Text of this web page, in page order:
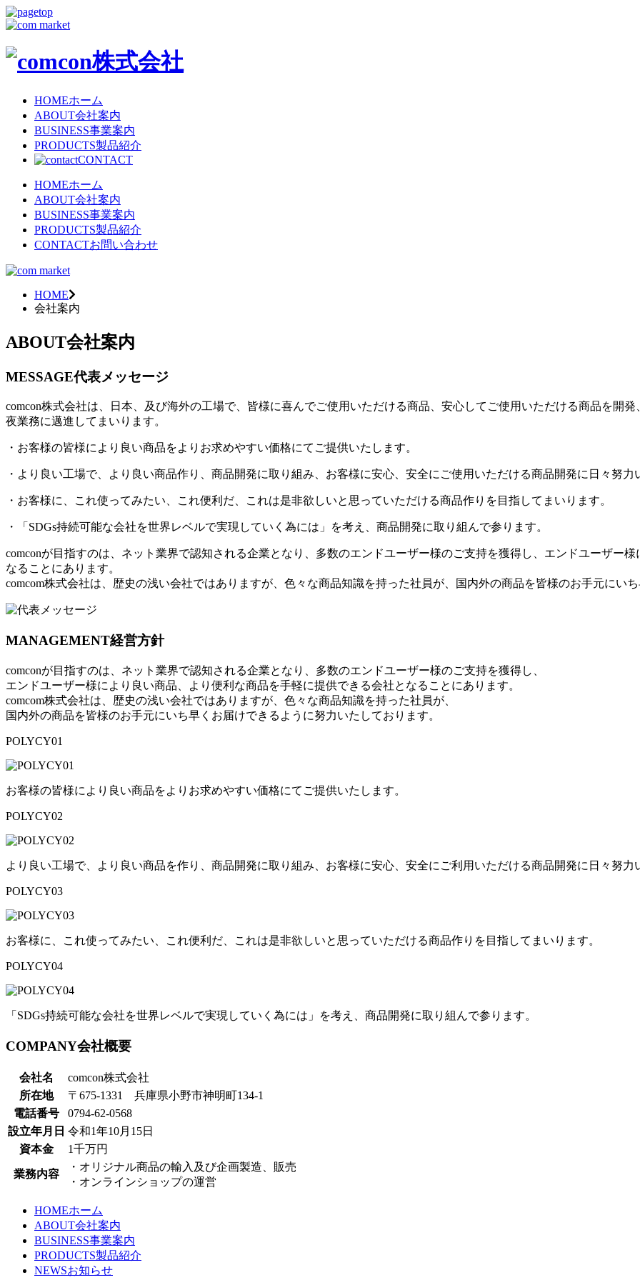
HOMEホーム
ABOUT会社案内
BUSINESS事業案内
PRODUCTS製品紹介
CONTACT
HOMEホーム
ABOUT会社案内
BUSINESS事業案内
PRODUCTS製品紹介
CONTACTお問い合わせ
HOME
会社案内
ABOUT会社案内
MESSAGE代表メッセージ
comcon株式会社は、日本、及び海外の工場で、皆様に喜んでご使用いただける商品、安心してご使用いただける商品を開
夜業務に邁進してまいります。
・お客様の皆様により良い商品をよりお求めやすい価格にてご提供いたします。
・より良い工場で、より良い商品作り、商品開発に取り組み、お客様に安心、安全にご使用いただける商品開発に日々努力
・お客様に、これ使ってみたい、これ便利だ、これは是非欲しいと思っていただける商品作りを目指してまいります。
・「SDGs持続可能な会社を世界レベルで実現していく為には」を考え、商品開発に取り組んで参ります。
comconが目指すのは、ネット業界で認知される企業となり、多数のエンドユーザー様のご支持を獲得し、エンドユーザー
なることにあります。
comcom株式会社は、歴史の浅い会社ではありますが、色々な商品知識を持った社員が、国内外の商品を皆様のお手元にい
MANAGEMENT経営方針
comconが目指すのは、ネット業界で認知される企業となり、多数のエンドユーザー様のご支持を獲得し、
エンドユーザー様により良い商品、より便利な商品を手軽に提供できる会社となることにあります。
comcom株式会社は、歴史の浅い会社ではありますが、色々な商品知識を持った社員が、
国内外の商品を皆様のお手元にいち早くお届けできるように努力いたしております。
POLYCY01
お客様の皆様に より良い商品をよりお求めやすい価格にてご提供いたします。
POLYCY02
より良い工場で、より良い商品を作り 、商品開発に取り組み、お客様に安心、安全にご利用いただける商品開発に日々努力
POLYCY03
お客様に、 これ使ってみたい、これ便利だ、これは是非欲しいと思っていただける商品作り を目指してまいります。
POLYCY04
「 SDGs持続可能な会社を世界レベルで実現していく為には 」を考え、商品開発に取り組んで参ります。
COMPANY会社概要
会社名
comcon株式会社
所在地
〒675-1331 兵庫県小野市神明町134-1
電話番号
0794-62-0568
設立年月日 令和1年10月15日
資本金
1千万円
業務内容
・オリジナル商品の輸入及び企画製造、販売
・オンラインショップの運営
HOMEホーム
ABOUT会社案内
BUSINESS事業案内
PRODUCTS製品紹介
NEWSお知らせ